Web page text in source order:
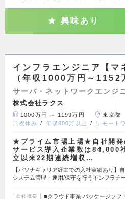
興味あり
インフラエンジニア【マ
（年収1000万円～1152
サーバ・ネットワークエンジ
株式会社ラクス
1000万円 ～ 1199万円 東京都
日祝休み
年収600万以上 リモート
★プライム市場上場★自社開発
サービス導入企業数は84,000
立以来22期連続増収…
【パソナキャリア経由での入社実績あり】
システム管理・運用/保守を行うインフラチ
会社概要 ■クラウド事業 パッケージソフ